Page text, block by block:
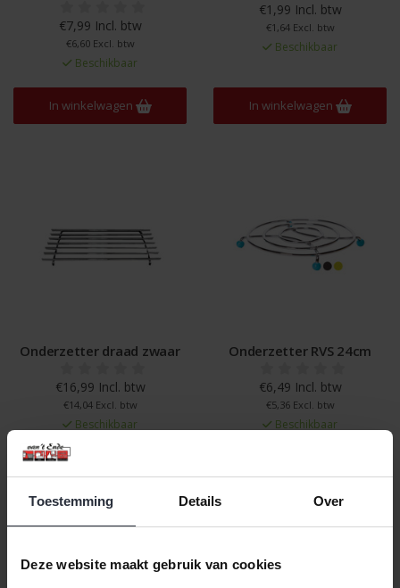
Toestemming Details Over
Deze website maakt gebruik van cookies
€7,99 Incl. btw
€6,60 Excl. btw
Beschikbaar
In winkelwagen
€1,99 Incl. btw
€1,64 Excl. btw
Beschikbaar
In winkelwagen
Onderzetter draad zwaar
€16,99 Incl. btw
€14,04 Excl. btw
Beschikbaar
In winkelwagen
Onderzetter RVS 24cm
€6,49 Incl. btw
€5,36 Excl. btw
Beschikbaar